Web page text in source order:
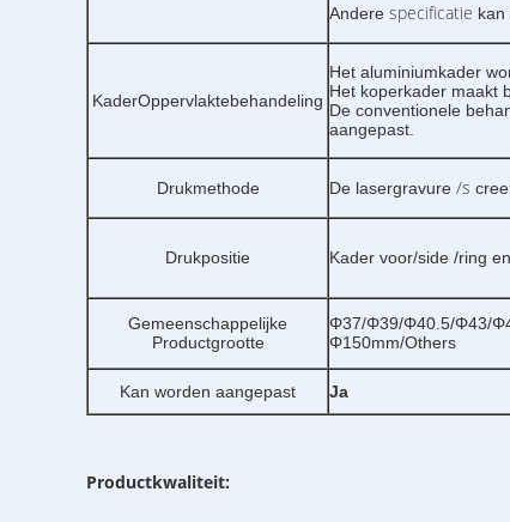
Andere specificatie kan
KaderOppervlaktebehandeling
Het aluminiumkader
Het koperkader maakt
De conventionele
aangepast.
Drukmethode De lasergravure /s
Drukpositie Kader voor/side /ring
Gemeenschappelijke
Productgrootte
Φ37/Φ39/Φ40.5/Φ43/
Φ150mm/Others
Kan worden aangepast Ja
Productkwaliteit: